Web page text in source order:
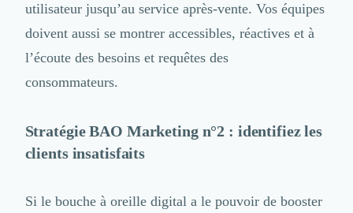
Développement Logiciel
Création de Site Internet
Développement d'Application Mobile
Logiciel E-Commerce
Intelligence Artificielle (IA)
Déménagement
utilisateurjusqu’au service après-vente. Vos équipes
doivent aussi se montrer accessibles, réactives et à
l’écoute des besoins et requêtes des
consommateurs.
Stratégie BAO Marketing n°2 : identifiez les
clients insatisfaits
Si le bouche à oreille digital a le pouvoir de booster